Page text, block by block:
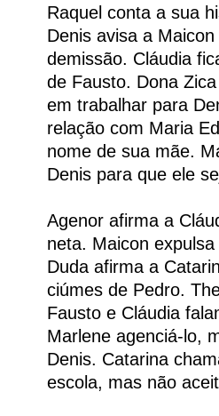
Raquel conta a sua
Denis avisa a
demissão. Cláudia
de Fausto. Dona
em trabalhar para
relação com Maria
nome de sua mãe.
Denis para que ele
Agenor afirma a
neta. Maicon
Duda afirma a
ciúmes de Pedro.
Fausto e Cláudia
Marlene agenciá-lo,
Denis. Catarina
escola, mas não